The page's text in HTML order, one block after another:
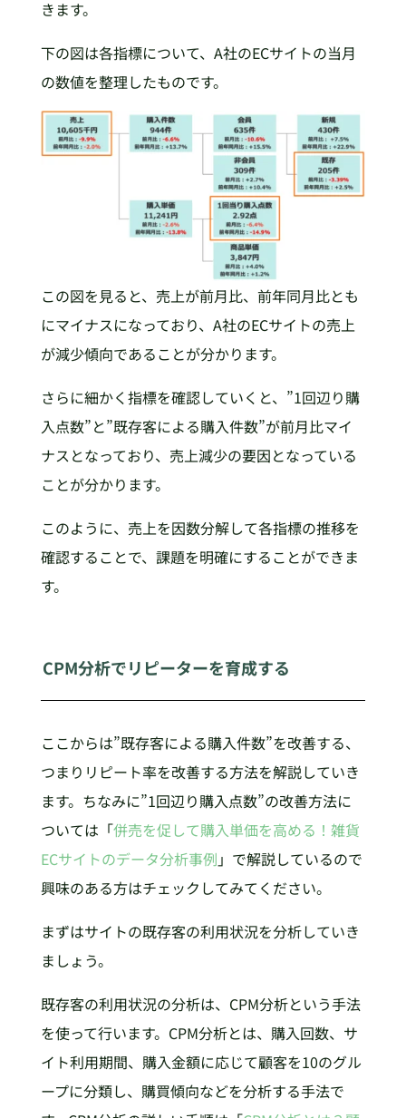
きます。
下の図は各指標について、A社のECサイトの当月
の数値を整理したものです。
この図を見ると、売上が前月比、前年同月比とも
にマイナスになっており、A社のECサイトの売上
が減少傾向であることが分かります。
さらに細かく指標を確認していくと、”1回辺り購
入点数”と”既存客による購入件数”が前月比マイ
ナスとなっており、売上減少の要因となっている
ことが分かります。
このように、売上を因数分解して各指標の推移を
確認することで、課題を明確にすることができま
す。
CPM分析でリピーターを育成する
ここからは”既存客による購入件数”を改善する、
つまりリピート率を改善する方法を解説していき
ます。ちなみに”1回辺り購入点数”の改善方法に
ついては「併売を促して購入単価を高める！雑貨
ECサイトのデータ分析事例 」で解説しているので
興味のある方はチェックしてみてください。
まずはサイトの既存客の利用状況を分析していき
ましょう。
既存客の利用状況の分析は、CPM分析という手法
を使って行います。CPM分析とは、購入回数、サ
イト利用期間、購入金額に応じて顧客を10のグル
ープに分類し、購買傾向などを分析する手法で